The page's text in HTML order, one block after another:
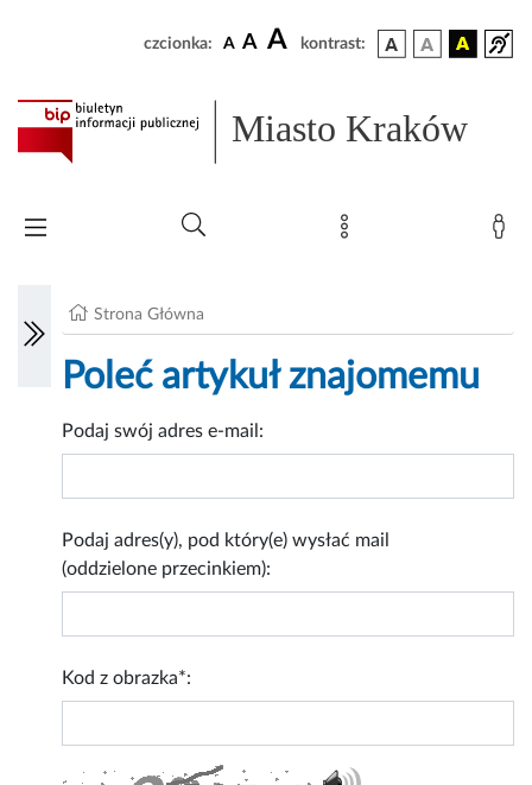
czcionka: A A A kontrast:
Miasto Kraków
Strona Główna
Poleć artykuł znajomemu
Podaj swój adres e-mail:
Podaj adres(y), pod który(e) wysłać mail
(oddzielone przecinkiem):
Kod z obrazka*: